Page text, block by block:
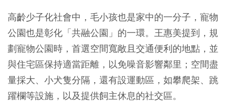
高齡少子化社會中，毛小孩也是家中的一分子，寵物
公園也是彰化「共融公園」的一環。王惠美提到，規
劃寵物公園時，首選空間寬敞且交通便利的地點，並
與住宅區保持適當距離，以免噪音影響鄰里；空間盡
量採大、小犬隻分隔，還有設運動區，如攀爬架、跳
躍欄等設施，以及提供飼主休息的社交區。